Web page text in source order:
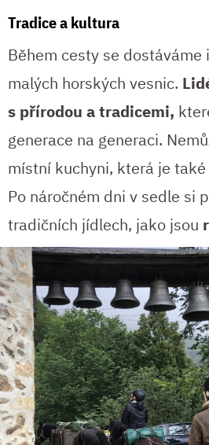
Tradice a kultura
Během cesty se dostáváme
malých horských vesnic.
s přírodou a tradicemi,
generace na generaci.
místní kuchyni, která je
Po náročném dni v sedle si
tradičních jídlech, jako jsou